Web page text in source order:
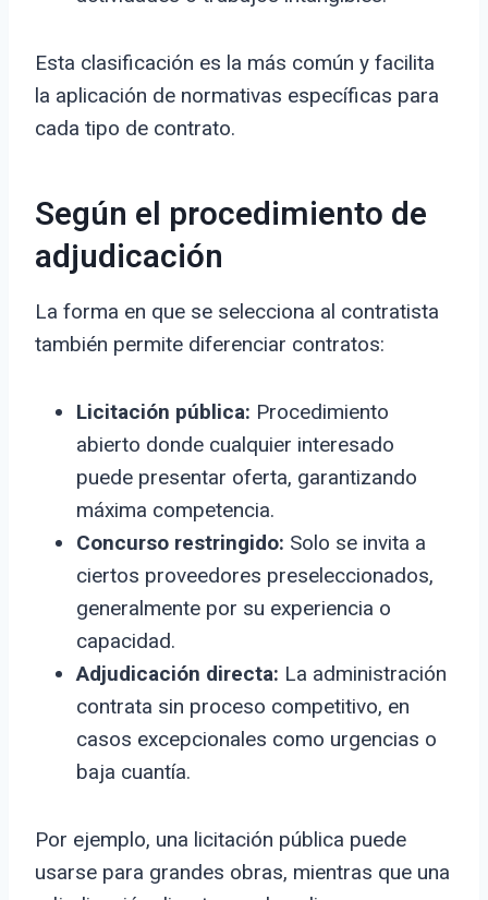
Esta clasificación es la más común y facilita
la aplicación de normativas específicas para
cada tipo de contrato.
Según el procedimiento de
adjudicación
La forma en que se selecciona al contratista
también permite diferenciar contratos:
Licitación pública: Procedimiento
abierto donde cualquier interesado
puede presentar oferta, garantizando
máxima competencia.
Concurso restringido: Solo se invita a
ciertos proveedores preseleccionados,
generalmente por su experiencia o
capacidad.
Adjudicación directa: La administración
contrata sin proceso competitivo, en
casos excepcionales como urgencias o
baja cuantía.
Por ejemplo, una licitación pública puede
usarse para grandes obras, mientras que una